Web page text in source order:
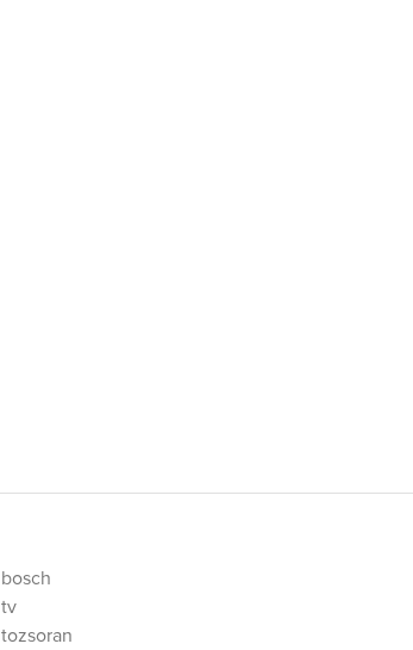
bosch
tv
tozsoran